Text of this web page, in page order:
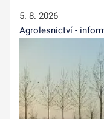
5. 8. 2026
Agrolesnictví -